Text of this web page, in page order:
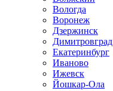
Вологда
Воронеж
Дзержинск
Димитровград
Екатеринбург
Иваново
Ижевск
Йошкар-Ола